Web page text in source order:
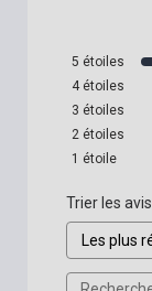
5 étoiles
4 étoiles
3 étoiles
2 étoiles
1 étoile
Trier les avis